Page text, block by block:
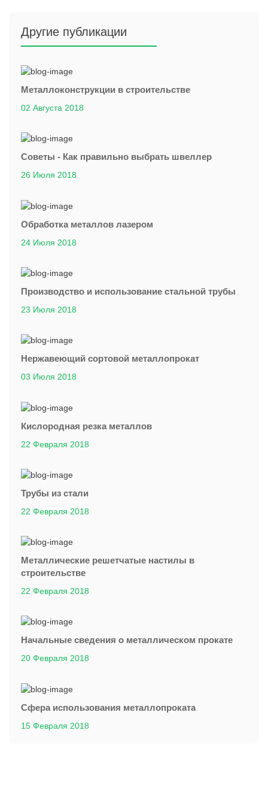
Другие публикации
Металлоконструкции в строительстве
02 Августа 2018
Советы - Как правильно выбрать швеллер
26 Июля 2018
Обработка металлов лазером
24 Июля 2018
Производство и использование стальной трубы
23 Июля 2018
Нержавеющий сортовой металлопрокат
03 Июля 2018
Кислородная резка металлов
22 Февраля 2018
Трубы из стали
22 Февраля 2018
Металлические решетчатые настилы в
строительстве
22 Февраля 2018
Начальные сведения о металлическом прокате
20 Февраля 2018
Сфера использования металлопроката
15 Февраля 2018